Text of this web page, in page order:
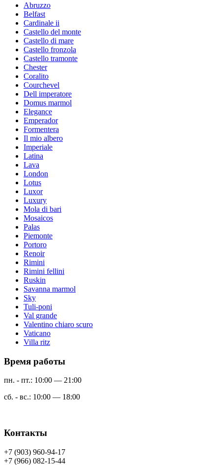
Abruzzo
Belfast
Cardinale ii
Castello del monte
Castello di mare
Castello fronzola
Castello tramonte
Chester
Coralito
Courchevel
Dell imperatore
Domus marmol
Elegance
Emperador
Formentera
Il mio albero
Imperiale
Latina
Lava
London
Lotus
Luxor
Luxury
Mola di bari
Mosaicos
Palas
Piemonte
Portoro
Renoir
Rimini
Rimini fellini
Ruskin
Savanna marmol
Sky
Tuli-poni
Val grande
Valentino chiaro scuro
Vaticano
Villa ritz
Время работы
пн. - пт.: 10:00 — 21:00
сб. - вс.: 10:00 — 18:00
Контакты
+7 (903) 960-94-17
+7 (966) 082-15-44